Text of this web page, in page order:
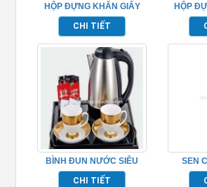
HỘP ĐỰNG KHĂN GIẤY
TP695155
CHI TIẾT
HỘP
BÌNH ĐUN NƯỚC SIÊU
TỐC TP695001
CHI TIẾT
SEN